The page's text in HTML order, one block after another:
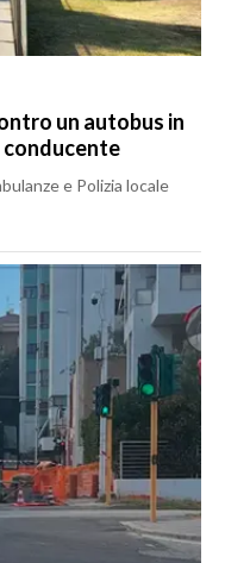
un autobus in
conducente
e Polizia locale